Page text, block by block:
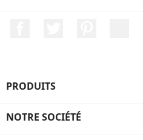
PRODUITS
NOTRE SOCIÉTÉ